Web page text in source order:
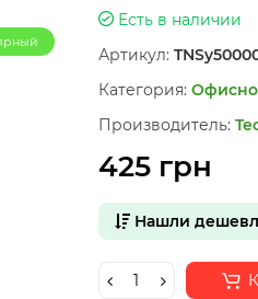
Есть в наличии
Артикул:
Категория:
Производитель:
425 грн
Нашли